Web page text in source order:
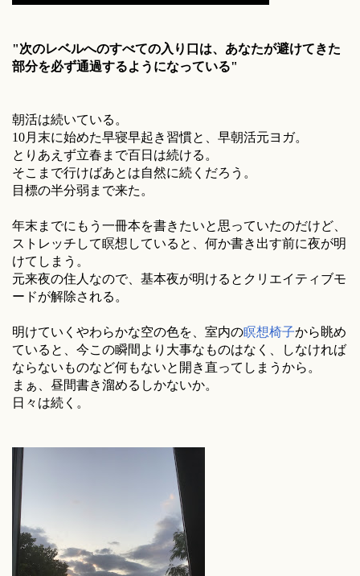
"次のレベルへのすべての入り口は、あなたが避けてきた
部分を必ず通過するようになっている"
朝活は続いている。
10月末に始めた早寝早起き習慣と、早朝活元ヨガ。
とりあえず立春まで百日は続ける。
そこまで行けばあとは自然に続くだろう。
目標の半分弱まで来た。
年末までにもう一冊本を書きたいと思っていたのだけど、
ストレッチして瞑想していると、何か書き出す前に夜が明
けてしまう。
元来夜の住人なので、基本夜が明けるとクリエイティブモ
ードが解除される。
明けていくやわらかな空の色を、室内の瞑想椅子から眺め
ていると、今この瞬間より大事なものはなく、しなければ
ならないものなど何もないと開き直ってしまうから。
まぁ、昼間書き溜めるしかないか。
日々は続く。